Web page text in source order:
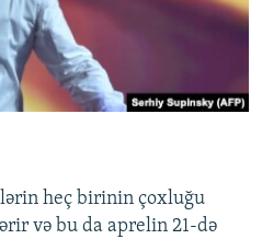
heç birinin çoxluğu
və bu da aprelin 21-də